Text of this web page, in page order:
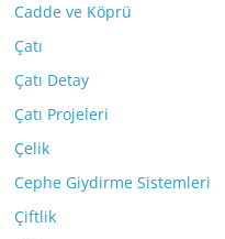
Cadde ve Köprü
Çatı
Çatı Detay
Çatı Projeleri
Çelik
Cephe Giydirme Sistemleri
Çiftlik